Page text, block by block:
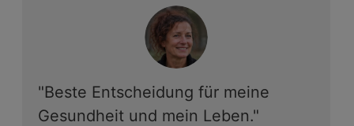
"Beste Entscheidung für meine
Gesundheit und mein Leben."